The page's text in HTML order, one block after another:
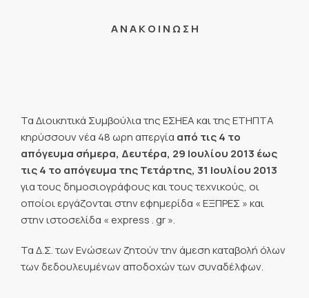
Α Ν Α Κ Ο Ι Ν Ω Σ Η
Τα Διοικητικά Συμβούλια της ΕΣΗΕΑ και της ΕΤΗΠΤΑ
κηρύσσουν νέα 48 ωρη απεργία από τις 4 το
απόγευμα σήμερα, Δευτέρα, 29 Ιουλίου 2013 έως
τις 4 το απόγευμα της Τετάρτης, 31 Ιουλίου 2013
για τους δημοσιογράφους και τους τεχνικούς, οι
οποίοι εργάζονται στην εφημερίδα « ΕΞΠΡΕΣ » και
στην ιστοσελίδα « express . gr ».
Τα Δ.Σ. των Ενώσεων ζητούν την άμεση καταβολή όλων
των δεδουλευμένων αποδοχών των συναδέλφων.